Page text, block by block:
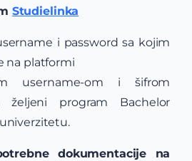
Studielinka
i password sa kojim
na platformi
username-om i šifrom
željeni program Bachelor
dokumentacije na